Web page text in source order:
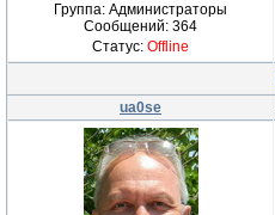
Группа: Администраторы
Сообщений: 364
Статус: Offline
ua0se